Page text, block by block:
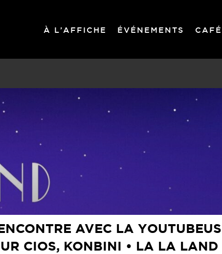
À L’AFFICHE ÉVÉNEMENTS
AVEC LA
CIOS, KONBINI • LA LA LAND